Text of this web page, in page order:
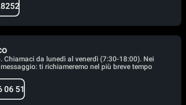
Chiamaci da lunedì al venerdì (7:30-18:00). Nei
ti richiameremo nel più breve tempo
06 51